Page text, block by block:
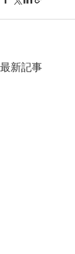
最新記事